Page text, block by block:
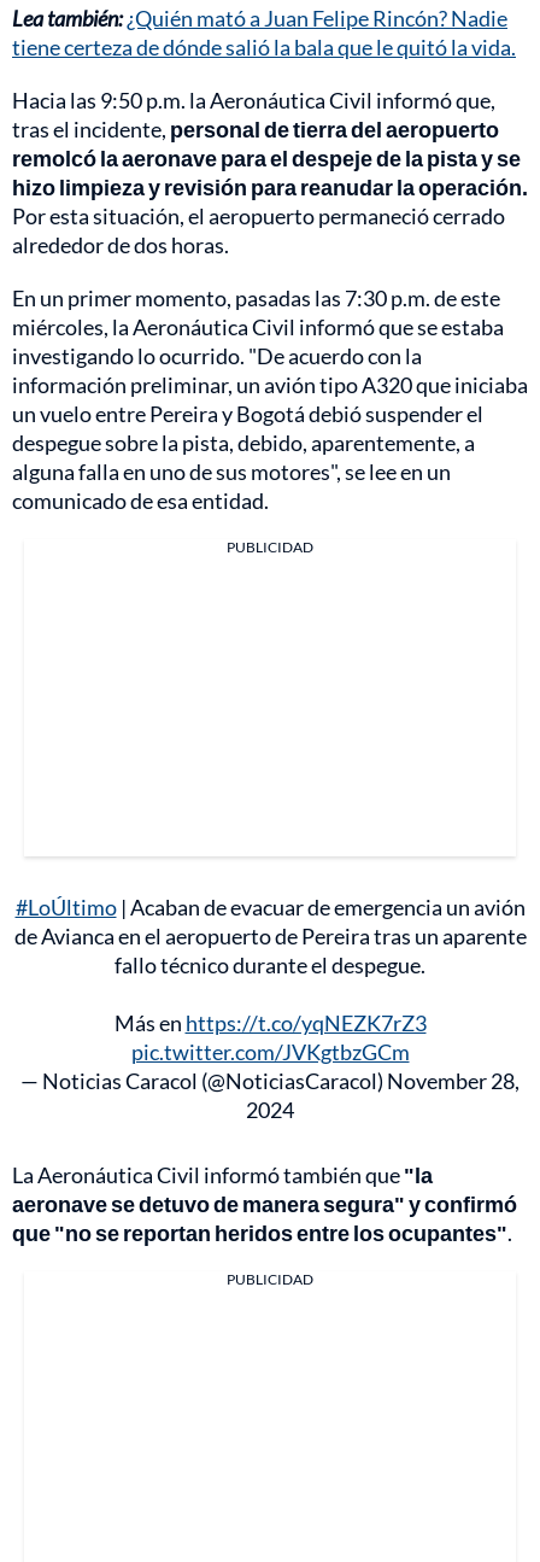
Lea también:¿Quién mató a Juan Felipe Rincón? Nadie
tiene certeza de dónde salió la bala que le quitó la vida.
Hacia las 9:50 p.m. la Aeronáutica Civil informó que,
tras el incidente, personal de tierra del aeropuerto
remolcó la aeronave para el despeje de la pista y se
hizo limpieza y revisión para reanudar la operación.
Por esta situación, el aeropuerto permaneció cerrado
alrededor de dos horas.
En un primer momento, pasadas las 7:30 p.m. de este
miércoles, la Aeronáutica Civil informó que se estaba
investigando lo ocurrido. "De acuerdo con la
información preliminar, un avión tipo A320 que iniciaba
un vuelo entre Pereira y Bogotá debió suspender el
despegue sobre la pista, debido, aparentemente, a
alguna falla en uno de sus motores", se lee en un
comunicado de esa entidad.
PUBLICIDAD
#LoÚltimo| Acaban de evacuar de emergencia un avión
de Avianca en el aeropuerto de Pereira tras un aparente
fallo técnico durante el despegue.
Más en https://t.co/yqNEZK7rZ3
pic.twitter.com/JVKgtbzGCm
— Noticias Caracol (@NoticiasCaracol) November 28,
2024
La Aeronáutica Civil informó también que"la
aeronave se detuvo de manera segura" y confirmó
que "no se reportan heridos entre los ocupantes".
PUBLICIDAD